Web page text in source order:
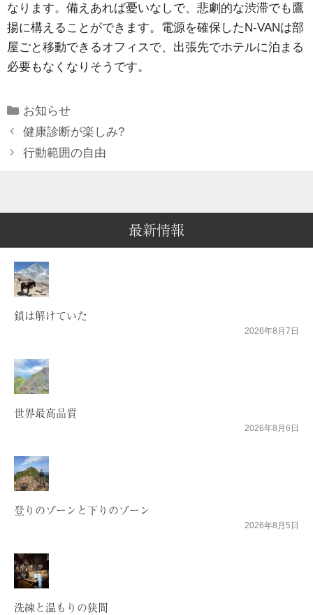
なります。備えあれば憂いなしで、悲劇的な渋滞でも鷹
揚に構えることができます。電源を確保したN-VANは部
屋ごと移動できるオフィスで、出張先でホテルに泊まる
必要もなくなりそうです。
Categories
お知らせ
健康診断が楽しみ?
行動範囲の自由
最新情報
鎖は解けていた
2026年8月7日
世界最高品質
2026年8月6日
登りのゾーンと下りのゾーン
2026年8月5日
洗練と温もりの狭間